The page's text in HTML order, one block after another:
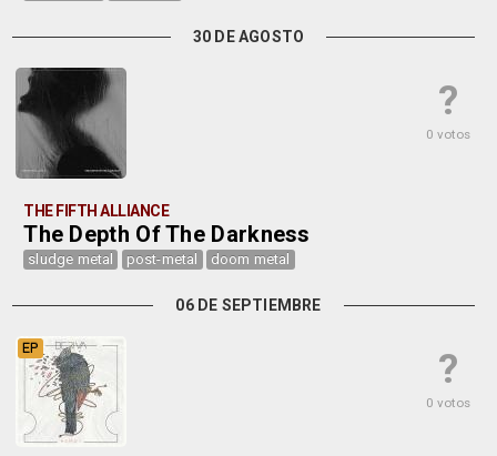
30 DE AGOSTO
?
0 votos
THE FIFTH ALLIANCE
The Depth Of The Darkness
sludge metal post-metal doom metal
06 DE SEPTIEMBRE
?
0 votos
EP